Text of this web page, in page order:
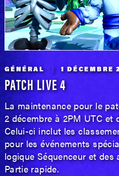
GÉNÉRAL 1 DÉCEMBRE
PATCH LIVE 4
La maintenance pour le
2 décembre à 2PM UTC et
Celui-ci inclut les
pour les événements
logique Séquenceur et
Partie rapide.